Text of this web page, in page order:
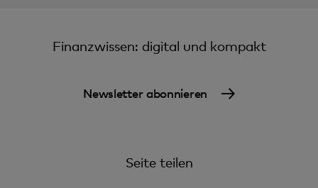
Finanzwissen: digital und kompakt
Newsletter abonnieren
Seite teilen